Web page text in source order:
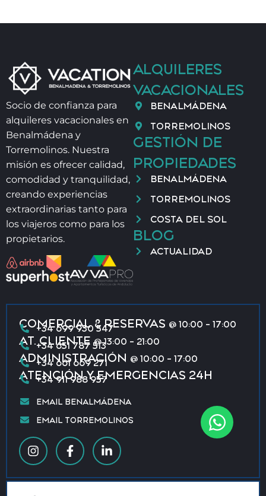
Socio de confianza para
alquileres vacacionales en
Benalmádena y
Torremolinos. Nuestra
misión es ofrecer calidad,
comodidad y tranquilidad,
creando experiencias
extraordinarias tanto para
los viajeros como para los
propietarios.
ALQUILERES
VACACIONALES
BENALMÁDENA
TORREMOLINOS
GESTIÓN DE
PROPIEDADES
BENALMÁDENA
TORREMOLINOS
COSTA DEL SOL
BLOG
ACTUALIDAD
COMERCIAL & RESERVAS @ 10:00 - 17:00
+34 699 930 547
AT. CLIENTE@ 13:00 - 21:00
+34 651 787 513
ADMINISTRACIÓN @ 10:00 - 17:00
+34 661 669 271
ATENCIÓN Y EMERGENCIAS 24H
+34 911 988 957
EMAIL BENALMÁDENA
EMAIL TORREMOLINOS